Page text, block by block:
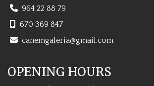
964 22 88 79
670 369 847
canemgaleria
gmail.com
OPENING HOURS